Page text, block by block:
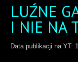
LUŹNE
I NIE NA
Data publikacji na YT: